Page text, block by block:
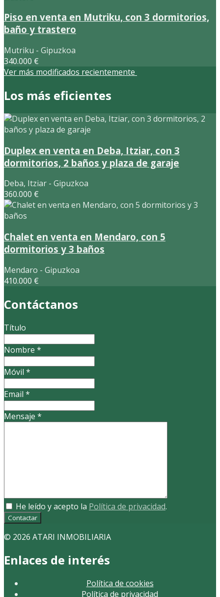
Piso en venta en Mutriku, con 3 dormitorios,
baño y trastero
Mutriku - Gipuzkoa
340.000 €
Ver más modificados recientemente
Los más eficientes
Duplex en venta en Deba, Itziar, con 3
dormitorios, 2 baños y plaza de garaje
Deba, Itziar - Gipuzkoa
360.000 €
Chalet en venta en Mendaro, con 5
dormitorios y 3 baños
Mendaro - Gipuzkoa
410.000 €
Contáctanos
Título
Nombre *
Móvil *
Email *
Mensaje *
He leído y acepto la Política de privacidad.
Contactar
© 2026 ATARI INMOBILIARIA
Enlaces de interés
Política de cookies
Política de privacidad